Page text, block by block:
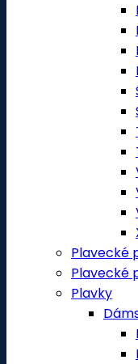
Plavecké
Plavecké
Plavky